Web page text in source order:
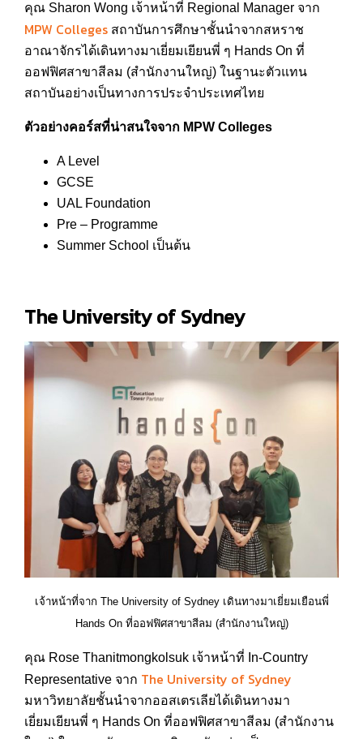
คุณ Sharon Wong เจ้าหน้าที่ Regional Manager จาก
MPW Colleges สถาบันการศึกษาชั้นนำจากสหราช
อาณาจักรได้เดินทางมาเยี่ยมเยียนพี่ ๆ Hands On ที่
ออฟฟิศสาขาสีลม (สำนักงานใหญ่) ในฐานะตัวแทน
สถาบันอย่างเป็นทางการประจำประเทศไทย
ตัวอย่างคอร์สที่น่าสนใจจาก MPW Colleges
A Level
GCSE
UAL Foundation
Pre – Programme
Summer School เป็นต้น
The University of Sydney
เจ้าหน้าที่จาก The University of Sydney เดินทางมาเยี่ยมเยือนพี่
Hands On ที่ออฟฟิศสาขาสีลม (สำนักงานใหญ่)
คุณ Rose Thanitmongkolsuk เจ้าหน้าที่ In-Country
Representative จาก The University of Sydney
มหาวิทยาลัยชั้นนำจากออสเตรเลียได้เดินทางมา
เยี่ยมเยียนพี่ ๆ Hands On ที่ออฟฟิศสาขาสีลม (สำนักงาน